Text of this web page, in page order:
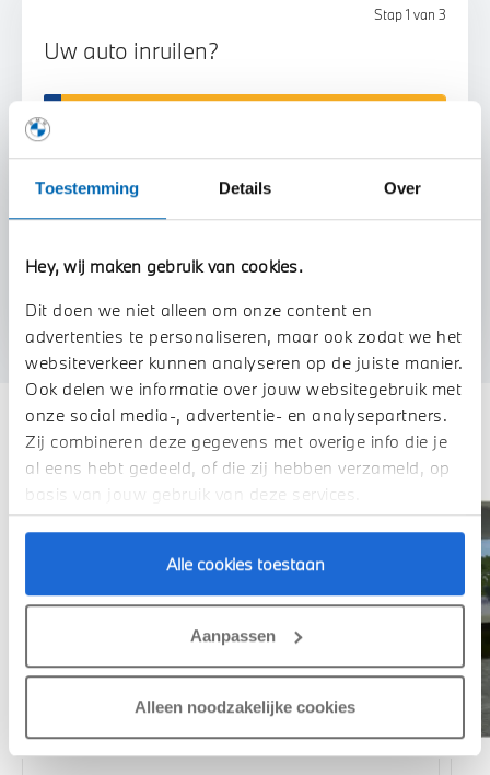
Toestemming Details Over
Hey, wij maken gebruik van cookies.
Dit doen we niet alleen om onze content en
advertenties te personaliseren, maar ook zodat we het
websiteverkeer kunnen analyseren op de juiste manier.
Ook delen we informatie over jouw websitegebruik met
onze social media-, advertentie- en analysepartners.
Zij combineren deze gegevens met overige info die je
al eens hebt gedeeld, of die zij hebben verzameld, op
basis van jouw gebruik van deze services.
Alle cookies toestaan
Aanpassen
Alleen noodzakelijke cookies
Stap 1 van 3
Uw auto inruilen?
Voorstel aanvragen
Deze zijn vergelijkbaar